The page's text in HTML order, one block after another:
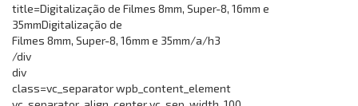
title=Digitalização de Filmes 8mm, Super-8, 16mm e
35mmDigitalização de
Filmes 8mm, Super-8, 16mm e 35mm/a/h3
/div
div
class=vc_separator wpb_content_element